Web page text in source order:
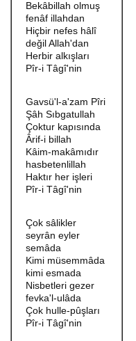
Bekâbillah olmuş
fenâf illahdan
Hiçbir nefes hâlî
değil Allah'dan
Herbir alkışları
Pîr-i Tâgî'nin
Gavsü'l-a'zam Pîri
Şâh Sıbgatullah
Çoktur kapısında
Ârif-i billah
Kâim-makâmıdır
hasbetenlillah
Haktır her işleri
Pîr-i Tâgî'nin
Çok sâlikler
seyrân eyler
semâda
Kimi müsemmâda
kimi esmada
Nisbetleri gezer
fevka'l-ulâda
Çok hulle-pûşları
Pîr-i Tâgî'nin